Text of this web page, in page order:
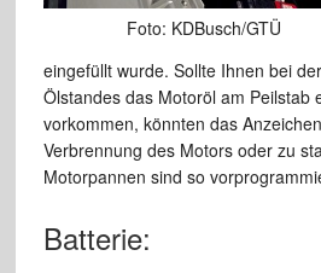
Foto: KDBusch/GTÜ
eingefüllt wurde. Sollte Ihnen bei
Ölstandes das Motoröl am Peilstab
vorkommen, könnten das
Verbrennung des Motors oder zu
Motorpannen sind so
Batterie: